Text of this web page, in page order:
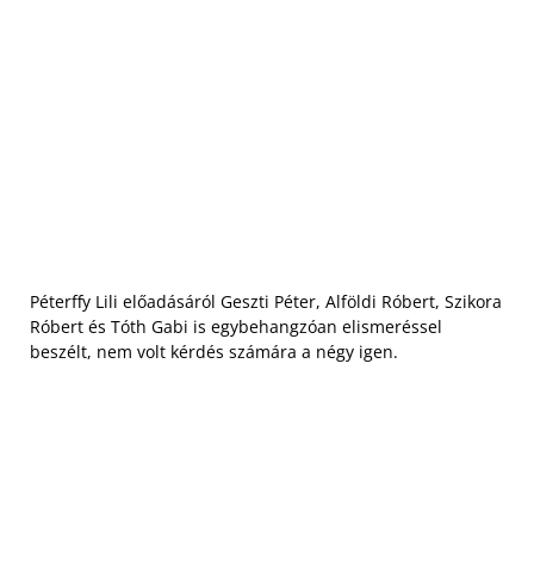
Péterffy Lili előadásáról Geszti Péter, Alföldi Róbert, Szikora
Róbert és Tóth Gabi is egybehangzóan elismeréssel
beszélt, nem volt kérdés számára a négy igen.